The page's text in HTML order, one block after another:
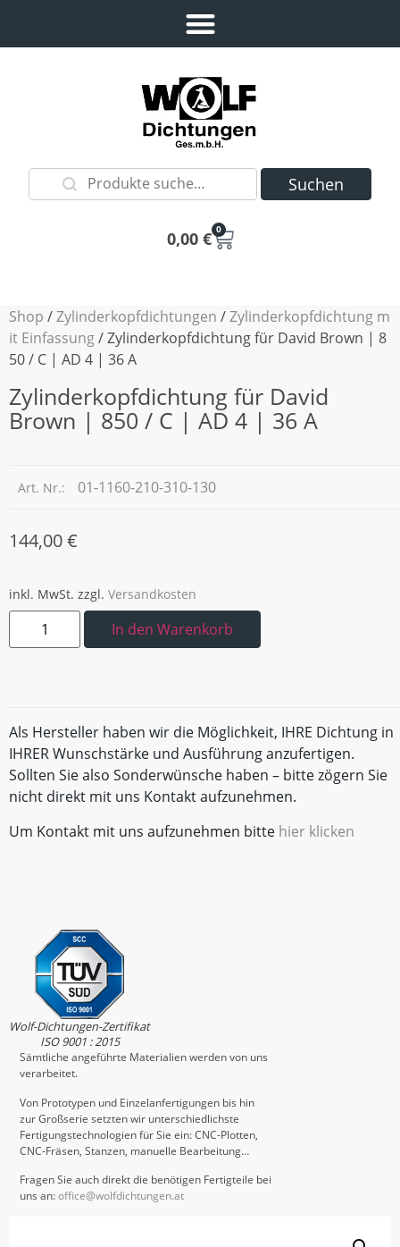
Suchen
0,00 € 0
Shop /Zylinderkopfdichtungen /Zylinderkopfdichtung m
it Einfassung/ Zylinderkopfdichtung für David Brown | 8
50 / C | AD 4 | 36 A
Zylinderkopfdichtung für David
Brown | 850 / C | AD 4 | 36 A
Art. Nr.: 01-1160-210-310-130
144,00€
inkl. MwSt. zzgl. Versandkosten
In den Warenkorb
Als Hersteller haben wir die Möglichkeit, IHRE Dichtung in
IHRER Wunschstärke und Ausführung anzufertigen.
Sollten Sie also Sonderwünsche haben – bitte zögern Sie
nicht direkt mit uns Kontakt aufzunehmen.
Um Kontakt mit uns aufzunehmen bitte hier klicken
Wolf-Dichtungen-Zertifikat
ISO 9001 : 2015
Sämtliche angeführte Materialien werden von uns
verarbeitet.
Von Prototypen und Einzelanfertigungen bis hin
zur Großserie setzten wir unterschiedlichste
Fertigungstechnologien für Sie ein: CNC-Plotten,
CNC-Fräsen, Stanzen, manuelle Bearbeitung…
Fragen Sie auch direkt die benötigen Fertigteile bei
uns an:office@wolfdichtungen.at